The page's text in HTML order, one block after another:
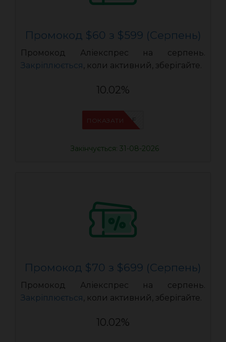
Промокод $60 з $599 (Серпень)
Промокод Аліекспрес на серпень.
Закріплюється, коли активний, зберігайте.
10.02%
IFPVSDOF
ПОКАЗАТИ
Закінчується: 31-08-2026
Промокод $70 з $699 (Серпень)
Промокод Аліекспрес на серпень.
Закріплюється, коли активний, зберігайте.
10.02%